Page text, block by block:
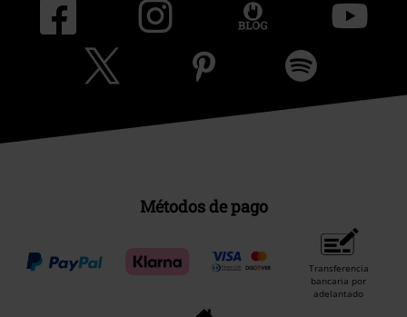
Métodos de pago
Transferencia
bancaria por
adelantado